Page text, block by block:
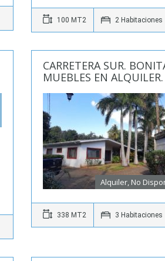
100 MT2 2 Habitaciones
CARRETERA SUR.
MUEBLES EN ALQUILER.
Alquiler, No
338 MT2 3 Habitaciones